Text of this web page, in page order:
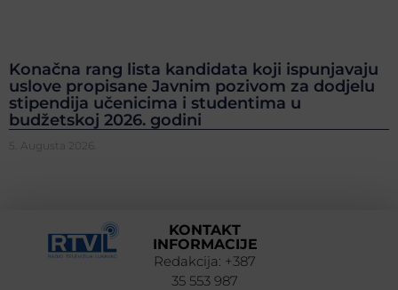
Konačna rang lista kandidata koji ispunjavaju
uslove propisane Javnim pozivom za dodjelu
stipendija učenicima i studentima u
budžetskoj 2026. godini
5. Augusta 2026.
KONTAKT
INFORMACIJE
Redakcija: +387
35 553 987